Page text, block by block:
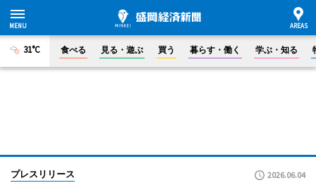
31°C 食べる 見る・遊ぶ 買う 暮らす・働く 学ぶ・知る
プレスリリース 2026.06.04